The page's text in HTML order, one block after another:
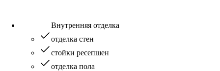
Внутренняя отделка
отделка стен
стойки ресепшен
отделка пола